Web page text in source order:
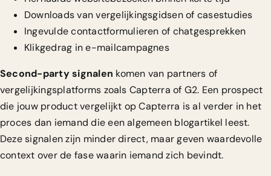
Downloads van vergelijkingsgidsen of casestudies
Ingevulde contactformulieren of chatgesprekken
Klikgedrag in e-mailcampagnes
Second-party signalen komen van partners of
vergelijkingsplatforms zoals Capterra of G2. Een prospect
die jouw product vergelijkt op Capterra is al verder in het
proces dan iemand die een algemeen blogartikel leest.
Deze signalen zijn minder direct, maar geven waardevolle
context over de fase waarin iemand zich bevindt.